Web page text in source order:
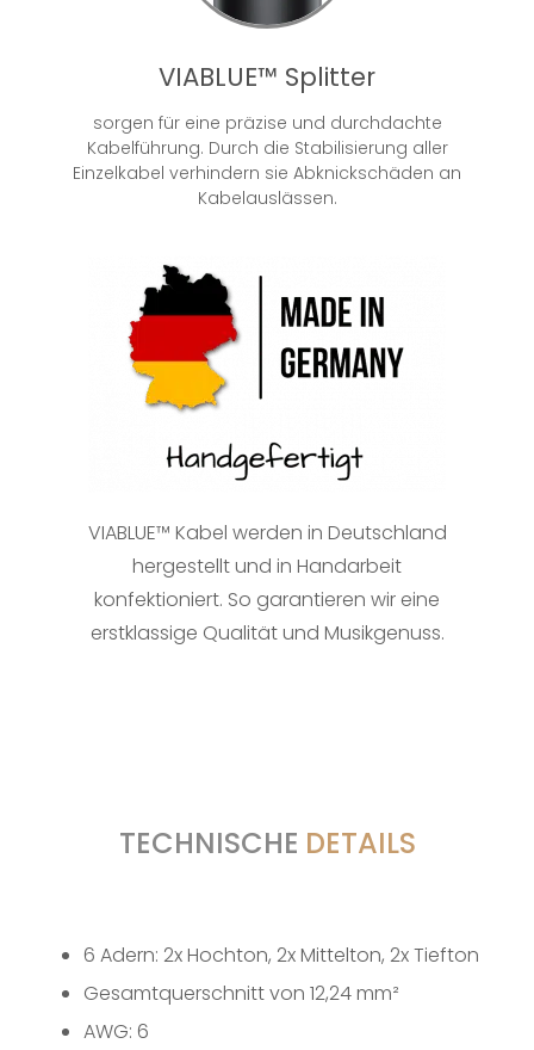
VIABLUE™ Splitter
sorgen für eine präzise und durchdachte
Kabelführung. Durch die Stabilisierung aller
Einzelkabel verhindern sie Abknickschäden an
Kabelauslässen.
VIABLUE™ Kabel werden in Deutschland
hergestellt und in Handarbeit
konfektioniert. So garantieren wir eine
erstklassige Qualität und Musikgenuss.
TECHNISCHE DETAILS
6 Adern: 2x Hochton, 2x Mittelton, 2x Tiefton
Gesamtquerschnitt von 12,24 mm²
AWG: 6